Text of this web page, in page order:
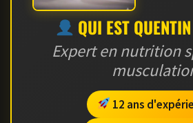
QUI EST
Expert en nutrition
12 ans